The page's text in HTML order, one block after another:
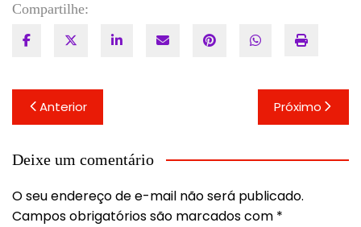
Compartilhe:
Navegação
de
Post
Anterior Próximo
Deixe um comentário
O seu endereço de e-mail não será publicado.
Campos obrigatórios são marcados com *